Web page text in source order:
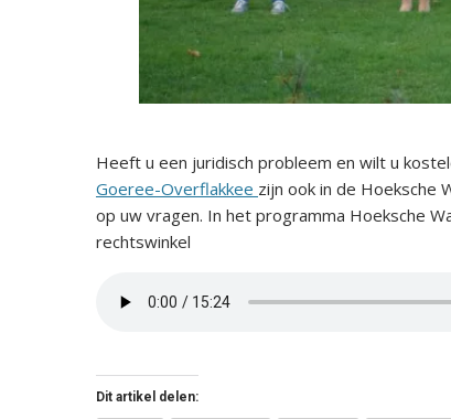
Heeft u een juridisch probleem en wilt u
Goeree-Overflakkee zijn ook in de Hoeksche
op uw vragen. In het programma Hoeksche
rechtswinkel
Dit artikel delen: